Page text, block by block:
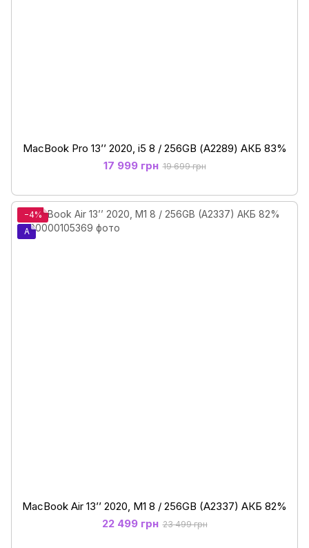
MacBook Pro 13’’ 2020, i5 8 / 256GB (А2289) АКБ 83%
17 999 грн 19 699 грн
−4%
A
MacBook Air 13’’ 2020, М1 8 / 256GB (A2337) АКБ 82%
22 499 грн 23 499 грн